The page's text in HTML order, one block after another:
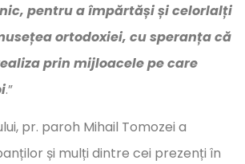
pentru a împărtăși și celorlalți
ortodoxiei, cu speranța că
prin mijloacele pe care
.”
pr. paroh Mihail Tomozei a
și mulți dintre cei prezenți în